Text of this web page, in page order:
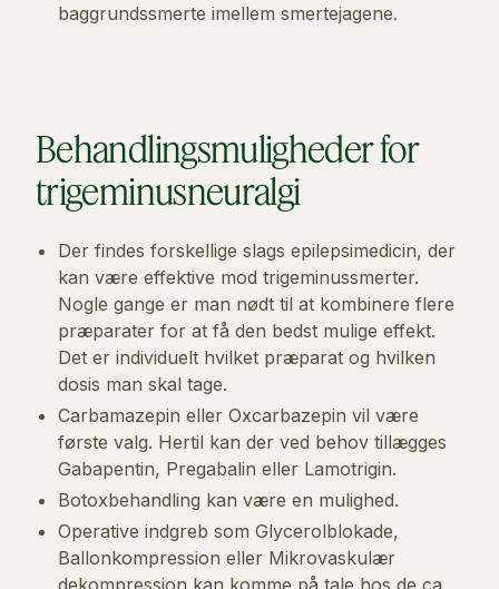
baggrundssmerte imellem smertejagene.
Behandlingsmuligheder for
trigeminusneuralgi
Der findes forskellige slags epilepsimedicin, der
kan være effektive mod trigeminussmerter.
Nogle gange er man nødt til at kombinere flere
præparater for at få den bedst mulige effekt.
Det er individuelt hvilket præparat og hvilken
dosis man skal tage.
Carbamazepin eller Oxcarbazepin vil være
første valg. Hertil kan der ved behov tillægges
Gabapentin, Pregabalin eller Lamotrigin.
Botoxbehandling kan være en mulighed.
Operative indgreb som Glycerolblokade,
Ballonkompression eller Mikrovaskulær